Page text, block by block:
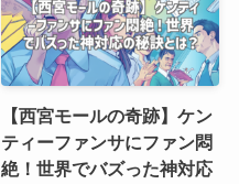
【西宮モールの奇跡】ケン
ティーファンサにファン悶
絶！世界でバズった神対応